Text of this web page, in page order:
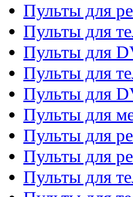
Пульты для
Пульты для
Пульты для
Пульты для
Пульты для
Пульты для
Пульты для
Пульты для
Пульты для